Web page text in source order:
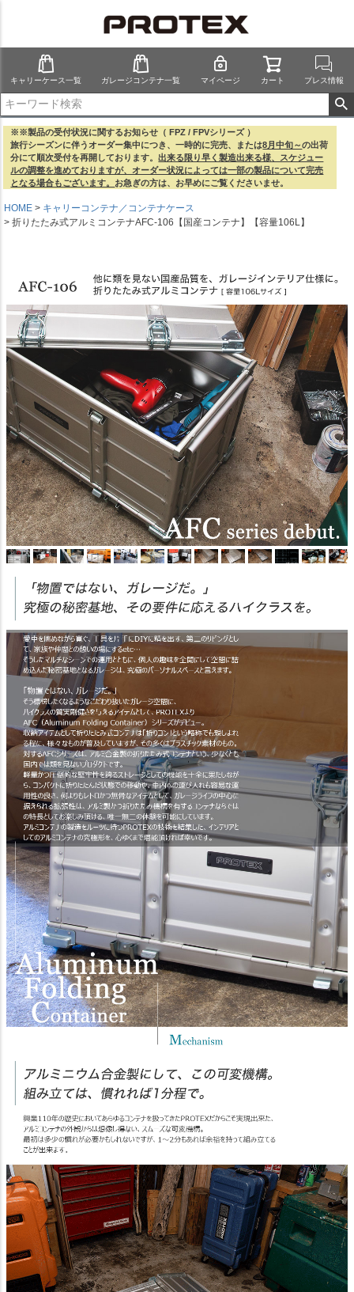
キャリーケース一覧 ガレージコンテナ一覧 マイページ カート プレス情報
※※製品の受付状況に関するお知らせ（ FPZ / FPVシリーズ ）
旅行シーズンに伴うオーダー集中につき、一時的に完売、または8月中旬～の出荷
分にて順次受付を再開しております。出来る限り早く製造出来る様、スケジュー
ルの調整を進めておりますが、オーダー状況によっては一部の製品について完売
となる場合もございます。 お急ぎの方は、お早めにご覧くださいませ。
HOME
キャリーコンテナ／コンテナケース
折りたたみ式アルミコンテナAFC-106【国産コンテナ】【容量106L】